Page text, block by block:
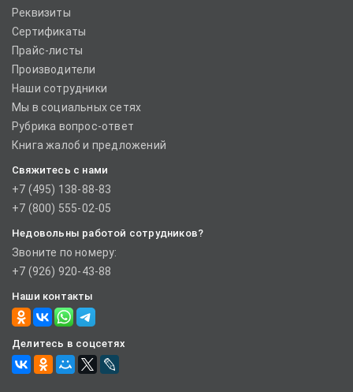
Реквизиты
Сертификаты
Прайс-листы
Производители
Наши сотрудники
Мы в социальных сетях
Рубрика вопрос-ответ
Книга жалоб и предложений
Свяжитесь с нами
+7 (495) 138-88-83
+7 (800) 555-02-05
Недовольны работой сотрудников?
Звоните по номеру:
+7 (926) 920-43-88
Наши контакты
Делитесь в соцсетях